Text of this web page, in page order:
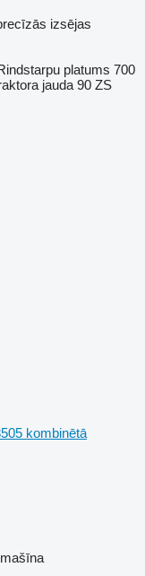
izsējas
platums 700
jauda 90 ZS
kombinētā